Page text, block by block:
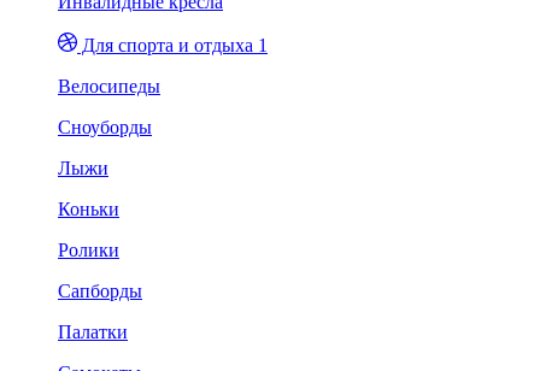
Для спорта и отдыха 1
Велосипеды
Сноуборды
Лыжи
Коньки
Ролики
Сапборды
Палатки